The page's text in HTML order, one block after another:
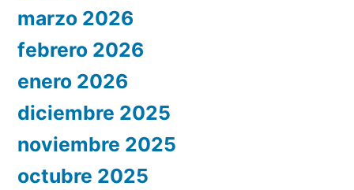
marzo 2026
febrero 2026
enero 2026
diciembre 2025
noviembre 2025
octubre 2025